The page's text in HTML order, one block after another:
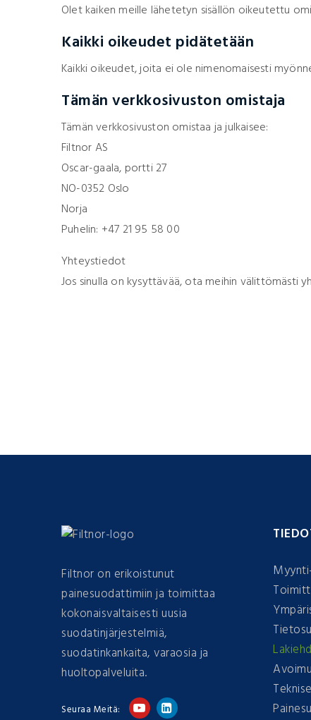
Olet kaiken meille lähetetyn sisällön oikeutettu
Kaikki oikeudet pidätetään
Kaikki oikeudet, joita ei ole nimenomaisesti
Tämän verkkosivuston omistaja
Tämän verkkosivuston omistaa ja julkaisee:
Filtnor AS
Oscar-gaala, portti 27
NO-0352 Oslo
Norja
Puhelin: +47 21 95 58 00
Yhteystiedot
Jos sinulla on kysyttävää, ota meihin
Filtnor on erikoistunut
painesuodattimiin ja toimittaa
kokonaisvaltaisesti uusia
suodatinjärjestelmiä,
suodatinkankaita, varaosia ja
huoltopalveluita.
Seuraa Meitä: